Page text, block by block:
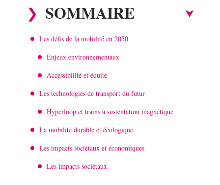
SOMMAIRE
Les défis de la mobilité en 2050
Enjeux environnementaux
Accessibilité et équité
Les technologies de transport du futur
Hyperloop et trains à sustentation magnétique
La mobilité durable et écologique
Les impacts sociétaux et économiques
Les impacts sociétaux